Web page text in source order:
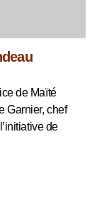
de Maïté
Garnier, chef
de